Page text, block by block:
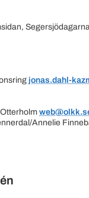
jonas.dahl-
Annelie